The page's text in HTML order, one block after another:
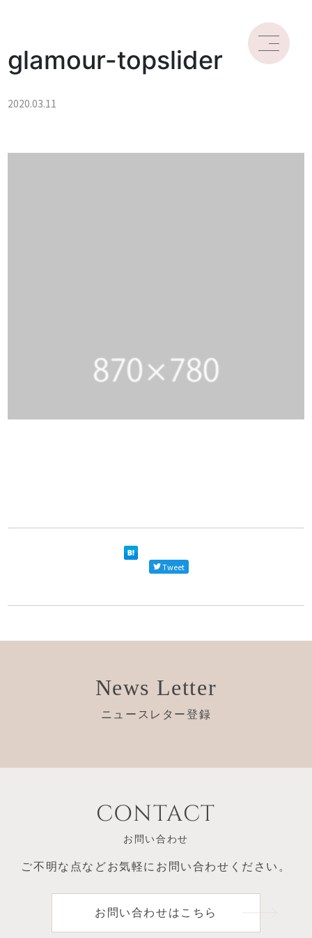
glamour-topslider
2020.03.11
Tweet
News Letter
ニュースレター登録
CONTACT
お問い合わせ
ご不明な点などお気軽にお問い合わせください。
お問い合わせはこちら